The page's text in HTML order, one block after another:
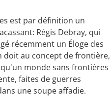
est par définition un
Régis Debray, qui
récemment un Éloge des
doit au concept de frontière,
monde sans frontières
faites de guerres
une soupe affadie.